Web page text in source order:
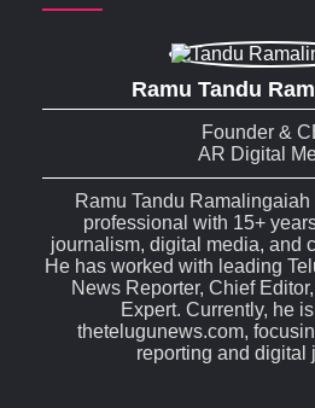
Ramu Tandu
Founder &
AR Digital
Ramu Tandu
professional with 15+
journalism, digital media, and
He has worked with leading
News Reporter, Chief
Expert. Currently, he
thetelugunews.com,
reporting and digital